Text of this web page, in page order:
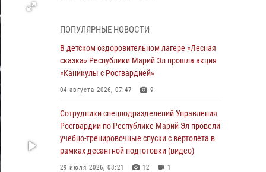
сказка» Республики Марий Эл прошла акция
«Каникулы с Росгвардией»
04 августа 2026, 07:47 9
Сотрудники Центра лицензионно-
Росгвардии по Республике Марий Эл приняли
участие в совещании по вопросам
организации летне-осеннего сезона охоты
04 августа 2026, 06:46
ПОПУЛЯРНЫЕ НОВОСТИ
В детском оздоровительном лагере «Лесная
сказка» Республики Марий Эл прошла акция
«Каникулы с Росгвардией»
04 августа 2026, 07:47 9
Сотрудники спецподразделений Управления
Росгвардии по Республике Марий Эл провели
учебно-тренировочные спуски с вертолета в
рамках десантной подготовки (видео)
29 июля 2026, 08:21 12 1